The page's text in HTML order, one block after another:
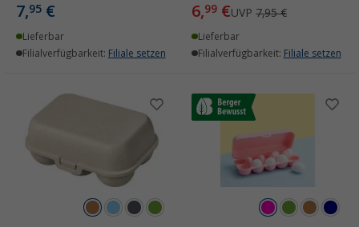
7,95 €
Lieferbar
Filialverfügbarkeit: Filiale setzen
6,99 €UVP 7,95 €
Lieferbar
Filialverfügbarkeit: Filiale setzen